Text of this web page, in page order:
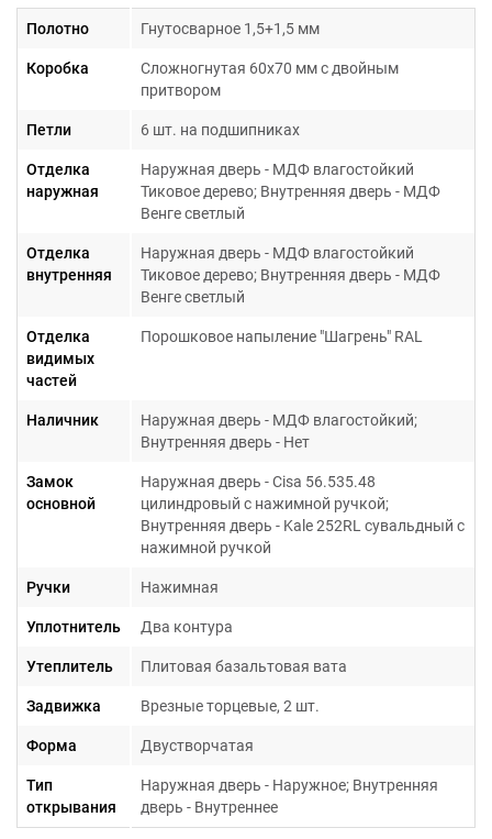
Образцы рисунков на дверях с МДФ (всего их более 200
образов):
Полотно Гнутосварное 1,5+1,5 мм
Коробка
Сложногнутая 60х70 мм с двойным
притвором
Петли 6 шт. на подшипниках
Отделка
наружная
Наружная дверь - МДФ влагостойкий
Тиковое дерево; Внутренняя дверь - МДФ
Венге светлый
Отделка
внутренняя
Наружная дверь - МДФ влагостойкий
Тиковое дерево; Внутренняя дверь - МДФ
Венге светлый
Отделка
видимых
частей
Порошковое напыление "Шагрень" RAL
Наличник
Наружная дверь - МДФ влагостойкий;
Внутренняя дверь - Нет
Замок
основной
Наружная дверь - Cisa 56.535.48
цилиндровый с нажимной ручкой;
Внутренняя дверь - Kale 252RL сувальдный с
нажимной ручкой
Ручки Нажимная
Уплотнитель Два контура
Утеплитель Плитовая базальтовая вата
Задвижка Врезные торцевые, 2 шт.
Форма Двустворчатая
Тип
открывания
Наружная дверь - Наружное; Внутренняя
дверь - Внутреннее